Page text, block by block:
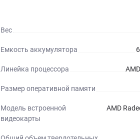
Вес
Емкость аккумулятора
Линейка процессора
Размер оперативной памяти
Модель встроенной
видеокарты
AMD